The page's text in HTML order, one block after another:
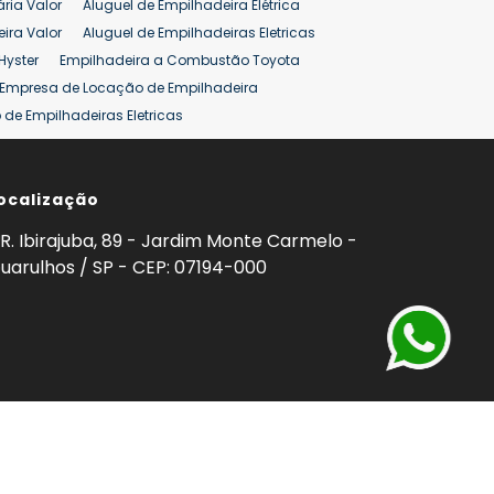
Valor
Aluguel de Empilhadeira Elétrica
Valor
Aluguel de Empilhadeiras Eletricas
Empilhadeira a Combustão Toyota
Empresa de Locação de Empilhadeira
Empilhadeiras Eletricas
de Empilhadeiras
Empilhadeira Hyster
ton Venda Empilhadeiras 25 ton
R. Ibirajuba, 89 - Jardim Monte Carmelo -
/ SP - CEP: 07194-000